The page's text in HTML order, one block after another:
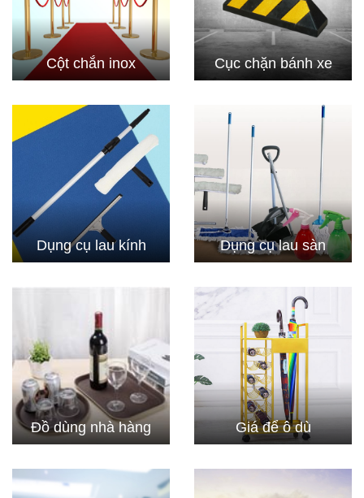
Cột chắn inox Cục chặn bánh xe
Dụng cụ lau kính Dụng cụ lau sàn
Đồ dùng nhà hàng Giá để ô dù